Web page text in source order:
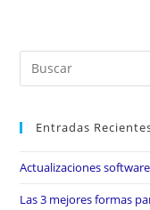
Entradas
Actualizaciones
Las 3 mejores formas